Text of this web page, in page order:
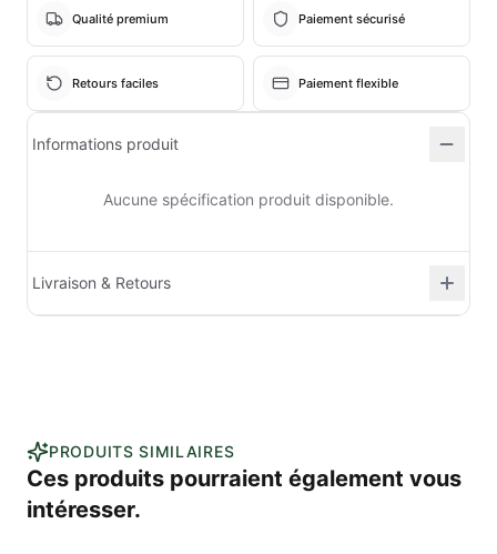
Qualité premium Paiement sécurisé
Retours faciles Paiement flexible
Informations produit
Aucune spécification produit disponible.
Livraison & Retours
PRODUITS SIMILAIRES
Ces produits pourraient également vous
intéresser.